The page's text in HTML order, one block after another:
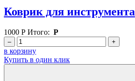
Коврик для инструмента
1000 Р Итого: Р
– +
в корзину
Купить в один клик